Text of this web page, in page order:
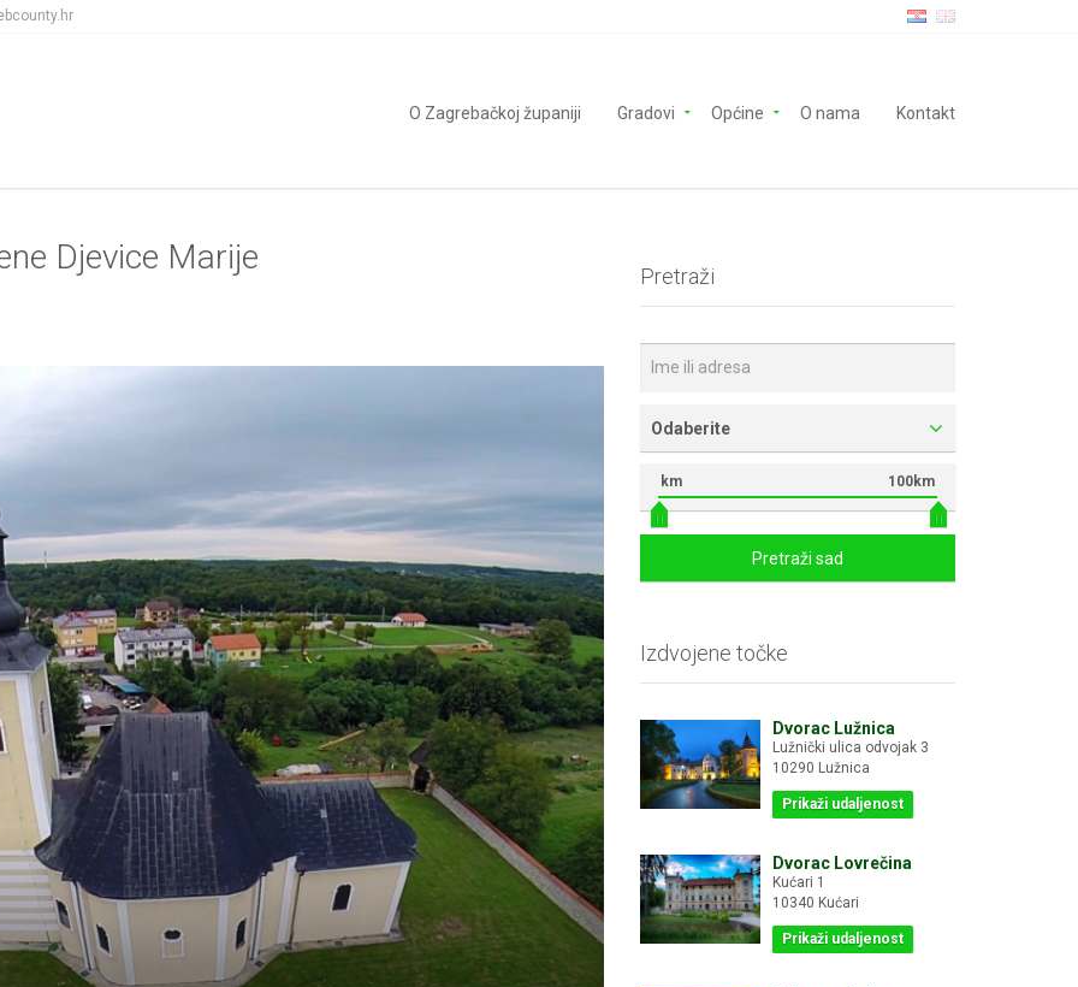
O Zagrebačkoj županiji Gradovi Općine O nama Kontakt
Djevice Marije Pretraži
Odaberite
km 100km
Pretraži sad
Izdvojene točke
Dvorac Lužnica
Lužnički ulica odvojak 3
10290 Lužnica
Prikaži udaljenost
Dvorac Lovrečina
Kućari 1
10340 Kućari
Prikaži udaljenost